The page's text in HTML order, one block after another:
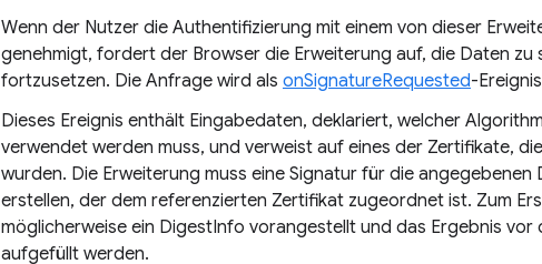
Wenn der Nutzer die Authentifizierung mit einem von dieser
genehmigt, fordert der Browser die Erweiterung auf, die Daten zu
fortzusetzen. Die Anfrage wird als onSignatureRequested-
Dieses Ereignis enthält Eingabedaten, deklariert, welcher
verwendet werden muss, und verweist auf eines der Zertifikate,
wurden. Die Erweiterung muss eine Signatur für die angegebenen
erstellen, der dem referenzierten Zertifikat zugeordnet ist. Zum
möglicherweise ein DigestInfo vorangestellt und das Ergebnis vor
aufgefüllt werden.